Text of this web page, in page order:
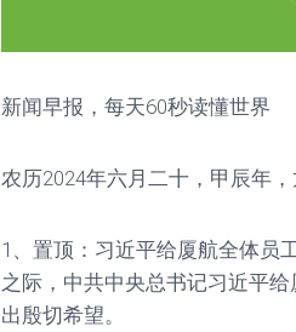
新闻早报，每天60秒读懂世界
农历2024年六月二十，甲辰年
1、置顶：习近平给厦航全体员
之际，中共中央总书记习近平
出殷切希望。